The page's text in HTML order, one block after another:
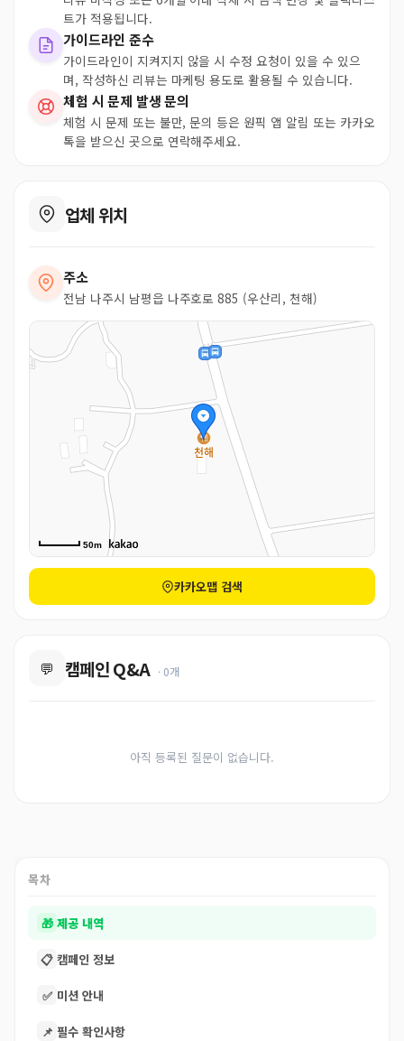
트가 적용됩니다.
가이드라인 준수
가이드라인이 지켜지지 않을 시 수정 요청이 있을 수 있으
며, 작성하신 리뷰는 마케팅 용도로 활용될 수 있습니다.
체험 시 문제 발생 문의
체험 시 문제 또는 불만, 문의 등은 원픽 앱 알림 또는 카카오
톡을 받으신 곳으로 연락해주세요.
업체 위치
주소
전남 나주시 남평읍 나주호로 885 (우산리, 천해)
50m
카카오맵 검색
💬 캠페인 Q&A · 0개
아직 등록된 질문이 없습니다.
목차
🎁 제공 내역
📋 캠페인 정보
✅ 미션 안내
📌 필수 확인사항